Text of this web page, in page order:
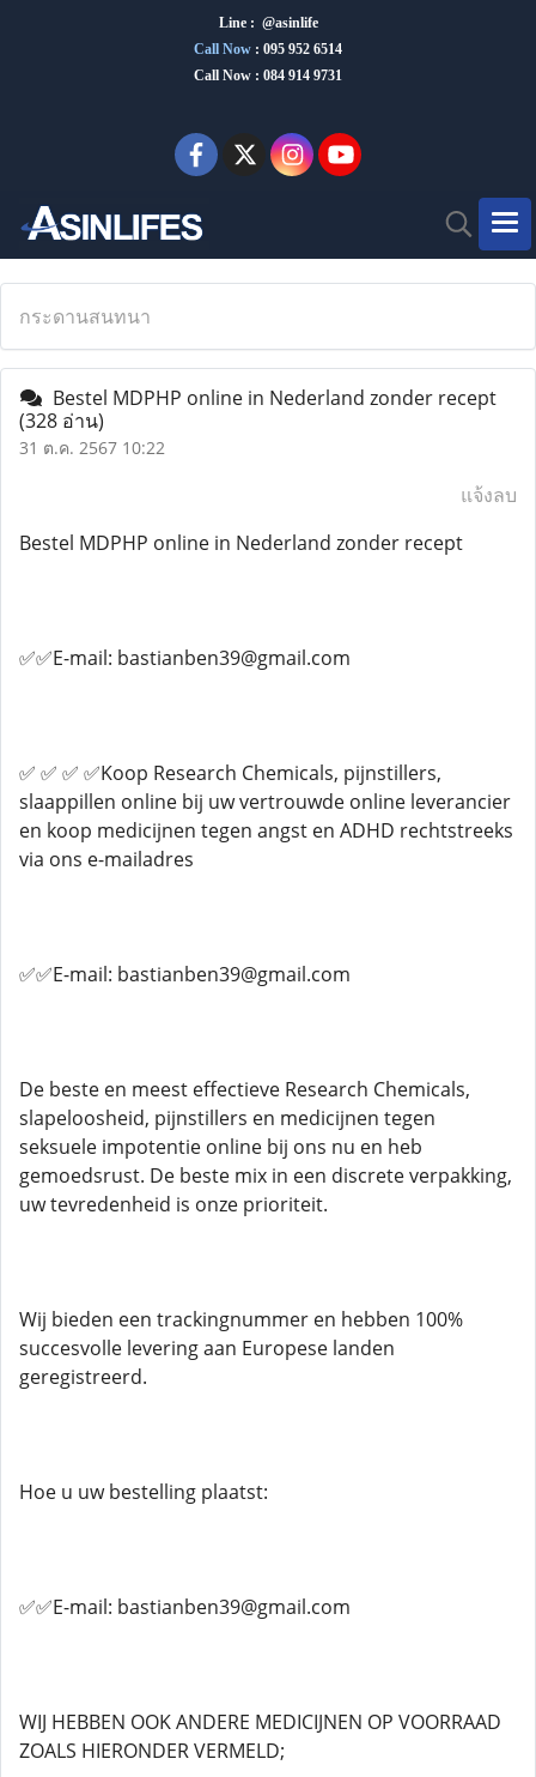
Line : @asinlife
Call Now : 095 952 6514
Call Now : 084 914 9731
กระดานสนทนา
Bestel MDPHP online in Nederland zonder recept
(328 อ่าน)
31 ต.ค. 2567 10:22
แจ้งลบ
Bestel MDPHP online in Nederland zonder recept
✅✅E-mail: bastianben39@gmail.com
✅ ✅ ✅ ✅Koop Research Chemicals, pijnstillers,
slaappillen online bij uw vertrouwde online leverancier
en koop medicijnen tegen angst en ADHD rechtstreeks
via ons e-mailadres
✅✅E-mail: bastianben39@gmail.com
De beste en meest effectieve Research Chemicals,
slapeloosheid, pijnstillers en medicijnen tegen
seksuele impotentie online bij ons nu en heb
gemoedsrust. De beste mix in een discrete verpakking,
uw tevredenheid is onze prioriteit.
Wij bieden een trackingnummer en hebben 100%
succesvolle levering aan Europese landen
geregistreerd.
Hoe u uw bestelling plaatst:
✅✅E-mail: bastianben39@gmail.com
WIJ HEBBEN OOK ANDERE MEDICIJNEN OP VOORRAAD
ZOALS HIERONDER VERMELD;